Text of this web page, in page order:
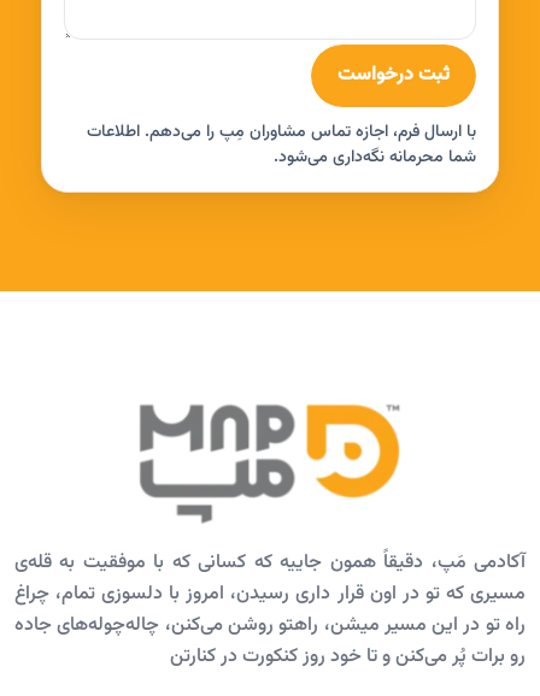
ثبت درخواست
با ارسال فرم، اجازه تماس مشاوران مِپ را می‌دهم. اطلاعات
شما محرمانه نگه‌داری می‌شود.
آکادمی مَپ، دقیقاً همون جاییه که کسانی که با موفقیت به قله‌ی
مسیری که تو در اون قرار داری رسیدن، امروز با دلسوزی تمام، چراغ
راه تو در این مسیر میشن، راهتو روشن می‌کنن، چاله‌چوله‌های جاده
رو برات پُر می‌کنن و تا خود روز کنکورت در کنارتن